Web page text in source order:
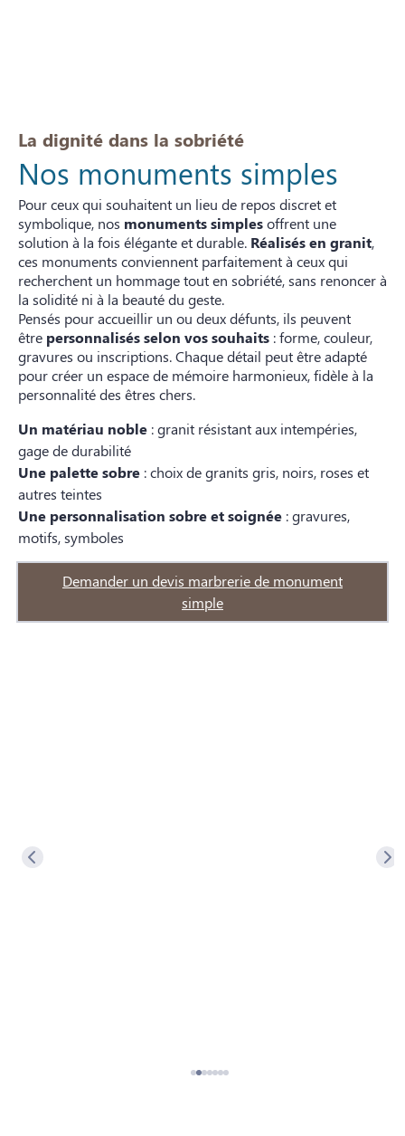
La dignité dans la sobriété
Nos monuments simples
Pour ceux qui souhaitent un lieu de repos discret et
symbolique, nos monuments simplesoffrent une
solution à la fois élégante et durable. Réalisés en granit,
ces monuments conviennent parfaitement à ceux qui
recherchent un hommage tout en sobriété, sans renoncer à
la solidité ni à la beauté du geste.
Pensés pour accueillir un ou deux défunts, ils peuvent
être personnalisés selon vos souhaits : forme, couleur,
gravures ou inscriptions. Chaque détail peut être adapté
pour créer un espace de mémoire harmonieux, fidèle à la
personnalité des êtres chers.
Un matériau noble : granit résistant aux intempéries,
gage de durabilité
Une palette sobre : choix de granits gris, noirs, roses et
autres teintes
Une personnalisation sobre et soignée : gravures,
motifs, symboles
Demander un devis marbrerie de monument
simple